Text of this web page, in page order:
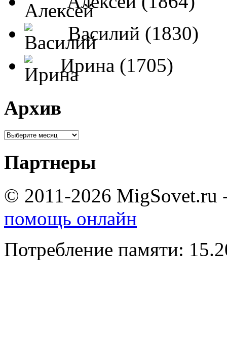
Василий (1830)
Ирина (1705)
Архив
Партнеры
© 2011-2026 MigSovet.ru
помощь онлайн
Потребление памяти: